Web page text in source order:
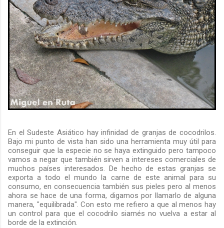
En el Sudeste Asiático hay infinidad de granjas de cocodrilos.
Bajo mi punto de vista han sido una herramienta muy útil para
conseguir que la especie no se haya extinguido pero tampoco
vamos a negar que también sirven a intereses comerciales de
muchos países interesados. De hecho de estas granjas se
exporta a todo el mundo la carne de este animal para su
consumo, en consecuencia también sus pieles pero al menos
ahora se hace de una forma, digamos por llamarlo de alguna
manera, "equilibrada". Con esto me refiero a que al menos hay
un control para que el cocodrilo siamés no vuelva a estar al
borde de la extinción.